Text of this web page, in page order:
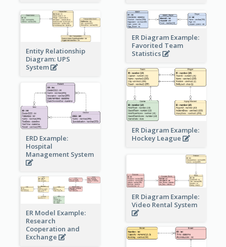
Entity Relationship
Diagram: UPS
System
ER Diagram Example:
Favorited Team
Statistics
ER Diagram Example:
Hockey League
ERD Example:
Hospital
Management System
ER Diagram Example:
Video Rental System
ER Model Example:
Research
Cooperation and
Exchange